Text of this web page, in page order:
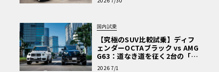
を選ぶ理由〈PR〉
国内試乗
【究極のSUV比較試乗】ディフ
ェンダーOCTAブラック vs AMG
G63：道なき道を征く2台の「対
極的アプローチ」
2026 7/1